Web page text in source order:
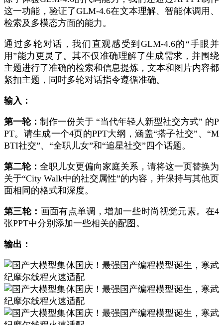
这一功能，验证了GLM-4.6在文本理解、智能体调用、
检索及多模态方面的能力。
通过多轮对话，我们直观感受到GLM-4.6的“手眼并
用”能力更灵了。其不仅准确理解了生成需求，并围绕
主题进行了准确的检索和信息提炼，文本和图片内容都
紧扣主题，同时多轮对话指令遵循准确。
输入：
第一轮： 制作一份关于 “当代年轻人新型社交方式” 的P
PT。请生成一个4页的PPT大纲，涵盖“搭子社交”、“M
BTI社交”、“全职儿女”和“追星社交”四个话题。
第二轮： 全职儿女更偏向家庭关系，请将这一页替换为
关于“City Walk中的社交属性”的内容，并保持与其他页
面相同的格式和深度。
第三轮： 画面有点单调，增加一些时尚视觉元素。在4
张PPT中分别添加一些相关的配图。
输出：